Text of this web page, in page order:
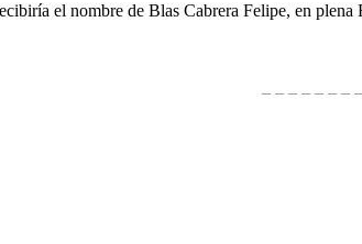
el nombre de Blas Cabrera Felipe, en plena
– – – – – – –